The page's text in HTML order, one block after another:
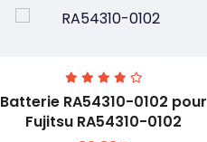
Batterie RA54310-0102 pour
Fujitsu RA54310-0102